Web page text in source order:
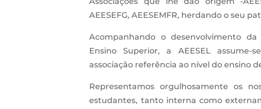
AEESEFG, AEESEMFR, herdando o seu
Acompanhando o desenvolvimento
Ensino Superior, a AEESEL assume-
associação referência ao nível do ensino
Representamos orgulhosamente os
estudantes, tanto interna como